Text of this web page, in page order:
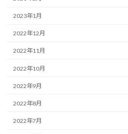
2023年1月
2022年12月
2022年11月
2022年10月
2022年9月
2022年8月
2022年7月